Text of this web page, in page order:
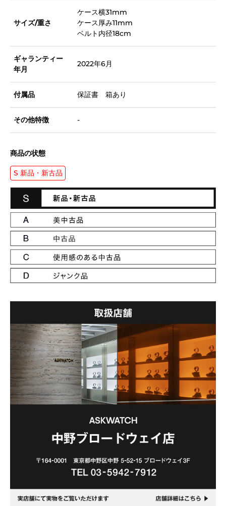
サイズ/重さ
ケース横31mm
ケース厚み11mm
ベルト内径18cm
ギャランティー
年月
2022年6月
付属品 保証書 箱あり
その他特徴 -
商品の状態
S 新品・新古品